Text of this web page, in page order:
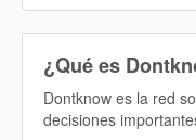
¿Qué es
Dontknow es la red
decisiones